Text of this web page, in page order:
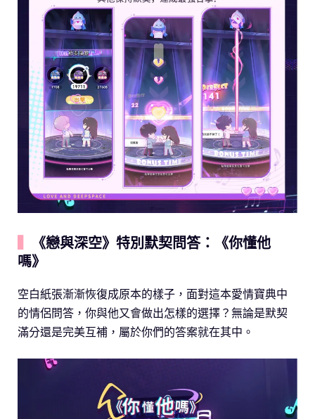
《戀與深空》特別默契問答：《你懂他
嗎》
空白紙張漸漸恢復成原本的樣子，面對這本愛情寶典中
的情侶問答，你與他又會做出怎樣的選擇？無論是默契
滿分還是完美互補，屬於你們的答案就在其中。